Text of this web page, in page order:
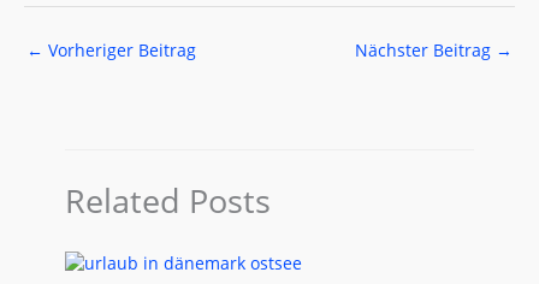
← Vorheriger Beitrag Nächster Beitrag →
Related Posts